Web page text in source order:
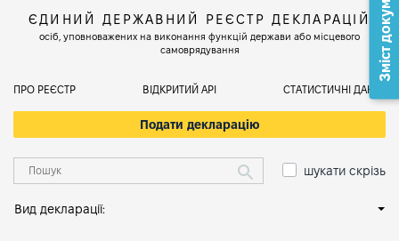
ЄДИНИЙ ДЕРЖАВНИЙ РЕЄСТР ДЕКЛАРАЦІЙ
осіб, уповноважених на виконання функцій держави або місцевого
самоврядування
ПРО РЕЄСТР ВІДКРИТИЙ АРІ СТАТИСТИЧНІ ДАНІ
Подати декларацію
шукати скрізь
Вид декларації:
Зміст документа